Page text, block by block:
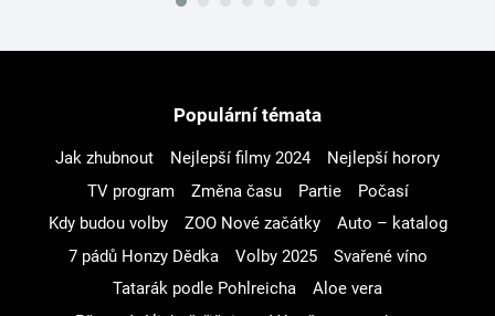
Populární témata
Jak zhubnout Nejlepší filmy 2024
Nejlepší horory
TV program
Změna času Partie
Počasí
Kdy budou volby
ZOO Nové začátky
Auto – katalog
7 pádů Honzy Dědka
Volby 2025
Svařené víno
Tatarák podle Pohlreicha
Aloe vera